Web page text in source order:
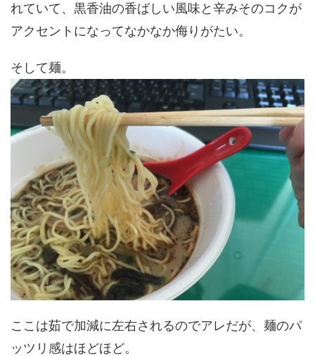
れていて、黒香油の香ばしい風味と辛みそのコクが
アクセントになってなかなか侮りがたい。
そして麺。
ここは茹で加減に左右されるのでアレだが、麺のパ
ッツリ感はほどほど。